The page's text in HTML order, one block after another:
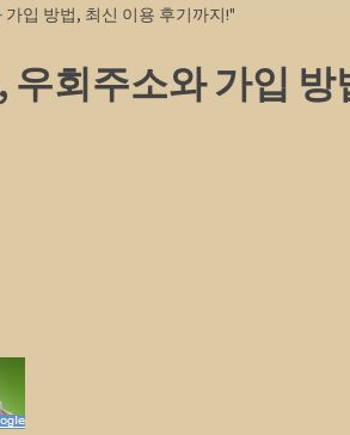
가입 방법, 최신 이용 후기까지!"
우회주소와 가입